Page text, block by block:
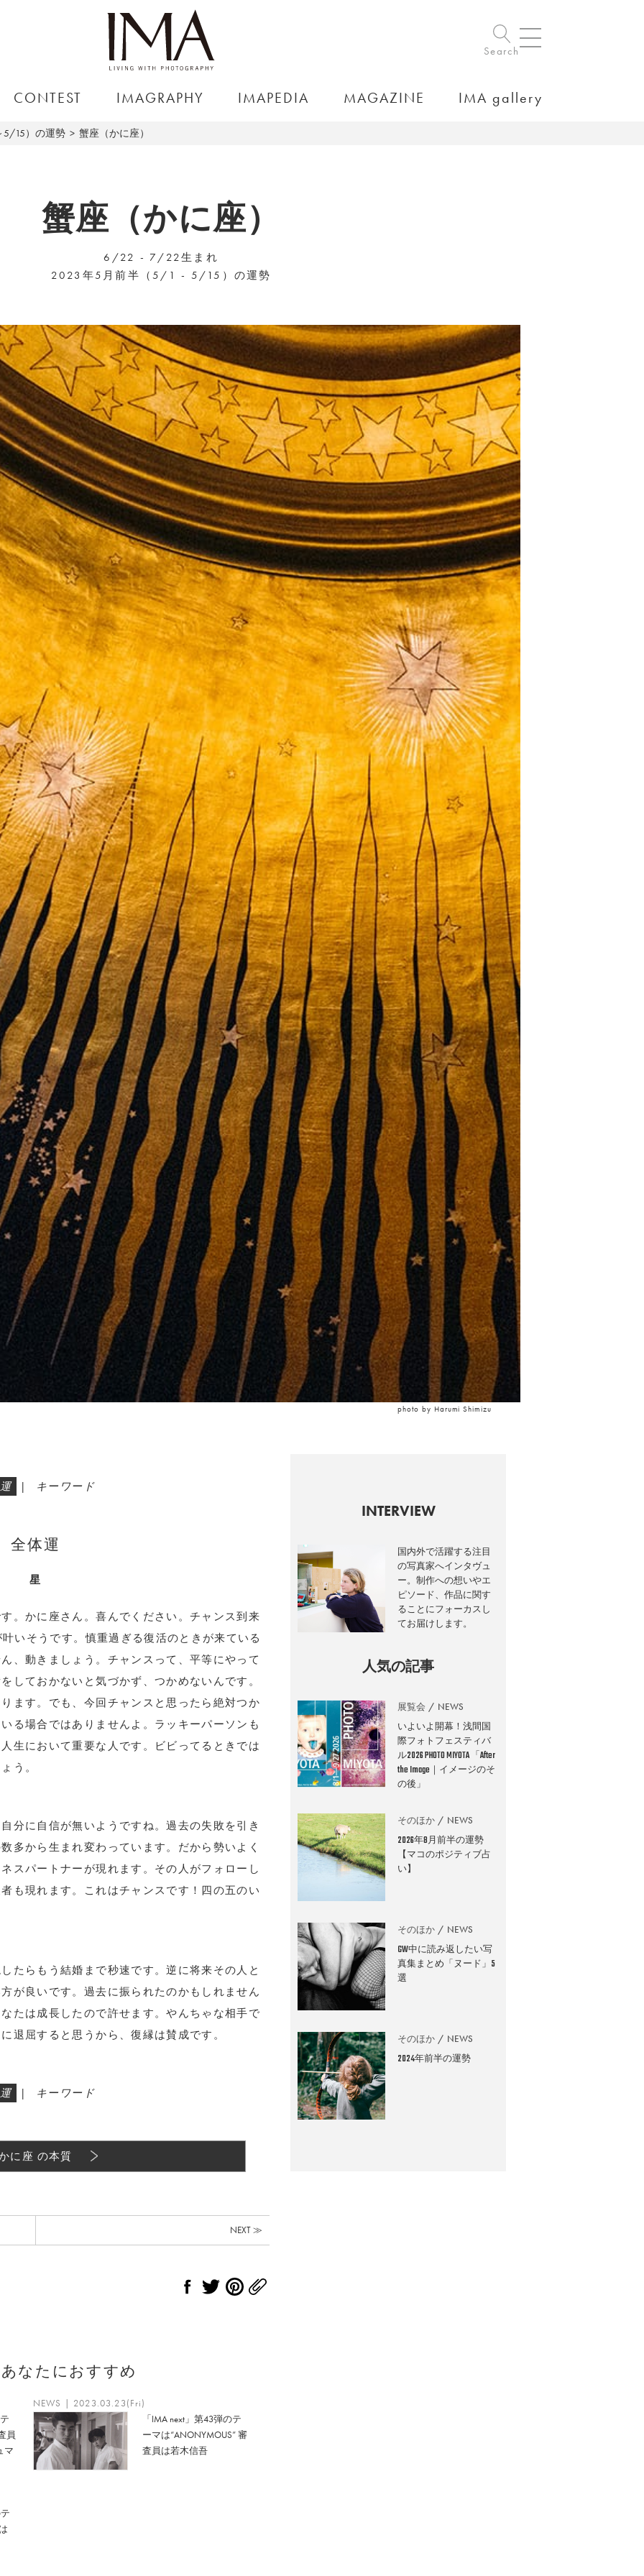
Search
CONTEST IMAGRAPHY IMAPEDIA MAGAZINE IMA gallery
15）の運勢 蟹座（かに座）
蟹座（かに座）
6/22 - 7/22生まれ
2023年5月前半（5/1 - 5/15）の運勢
photo by Harumi Shimizu
| キーワード
全体運
星
。かに座さん。喜んでください。チャンス到来
いそうです。慎重過ぎる復活のときが来ている
、動きましょう。チャンスって、平等にやって
しておかないと気づかず、つかめないんです。
ます。でも、今回チャンスと思ったら絶対つか
る場合ではありませんよ。ラッキーパーソンも
生において重要な人です。ビビってるときでは
う。
分に自信が無いようですね。過去の失敗を引き
多から生まれ変わっています。だから勢いよく
スパートナーが現れます。その人がフォローし
も現れます。これはチャンスです！四の五のい
たらもう結婚まで秒速です。逆に将来その人と
が良いです。過去に振られたのかもしれません
たは成長したので許せます。やんちゃな相手で
退屈すると思うから、復縁は賛成です。
| キーワード
に座 の本質
NEXT ≫
なたにおすすめ
員
マ
NEWS | 2023.03.23(Fri)
「IMA next」第43弾のテ
ーマは“ANONYMOUS” 審
査員は若木信吾
INTERVIEW
国内外で活躍する注目
の写真家へインタヴュ
ー。制作への想いやエ
ピソード、作品に関す
ることにフォーカスし
てお届けします。
人気の記事
展覧会 NEWS
いよいよ開幕！浅間国
際フォトフェスティバ
ル2026 PHOTO MIYOTA 「After
the Image｜イメージのそ
の後」
そのほか NEWS
2026年8月前半の運勢
【マコのポジティブ占
い】
そのほか NEWS
GW中に読み返したい写
真集まとめ「ヌード」5
選
そのほか NEWS
2024年前半の運勢